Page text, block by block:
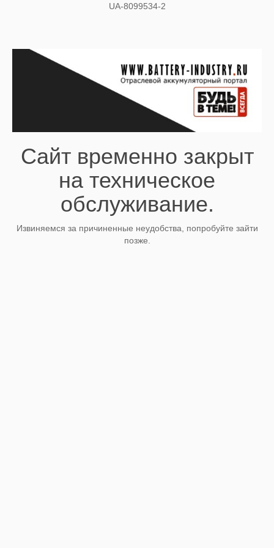
UA-8099534-2
Сайт временно закрыт
на техническое
обслуживание.
Извиняемся за причиненные неудобства, попробуйте зайти
позже.